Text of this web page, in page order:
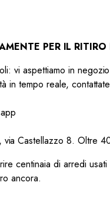
PER IL
vi aspettiamo in
in tempo reale,
via Castellazzo 8. Oltre
centinaia di arredi usati
ancora.